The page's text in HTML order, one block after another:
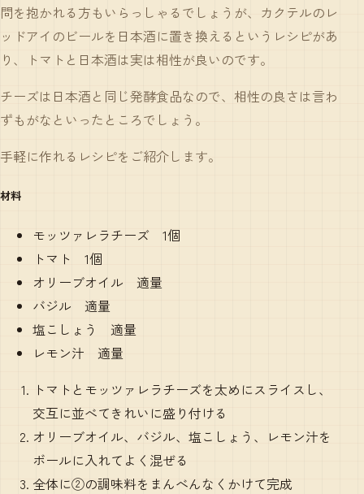
問を抱かれる方もいらっしゃるでしょうが、カクテルのレ
ッドアイのビールを日本酒に置き換えるというレシピがあ
り、トマトと日本酒は実は相性が良いのです。
チーズは日本酒と同じ発酵食品なので、相性の良さは言わ
ずもがなといったところでしょう。
手軽に作れるレシピをご紹介します。
材料
モッツァレラチーズ 1個
トマト 1個
オリーブオイル 適量
バジル 適量
塩こしょう 適量
レモン汁 適量
トマトとモッツァレラチーズを太めにスライスし、
交互に並べてきれいに盛り付ける
オリーブオイル、バジル、塩こしょう、レモン汁を
ボールに入れてよく混ぜる
全体に②の調味料をまんべんなくかけて完成